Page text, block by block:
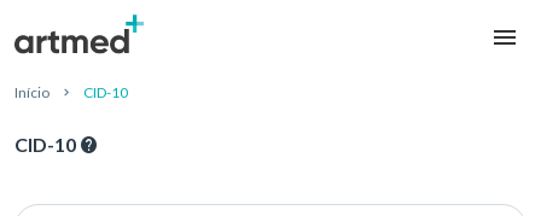
Início CID-10
CID-10